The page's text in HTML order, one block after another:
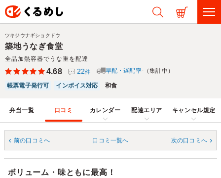
築地うなぎ食堂
全品加熱容器でうな重を配達
ツキジウナギショクドウ
4.68 22件 早配・遅配率-（集計中）
帳票電子発行可 インボイス対応 和食
弁当一覧 口コミ カレンダー 配達エリア キャンセル規定
前の口コミへ 口コミ一覧へ 次の口コミへ
ボリューム・味ともに最高！